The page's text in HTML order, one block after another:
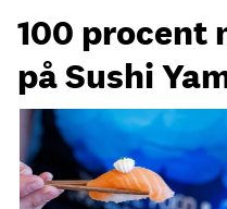
100
på Sushi